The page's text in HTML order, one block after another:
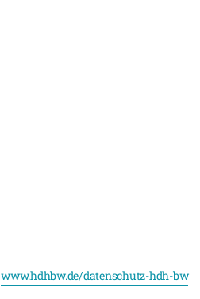
www.hdhbw.de/datenschutz-hdh-bw